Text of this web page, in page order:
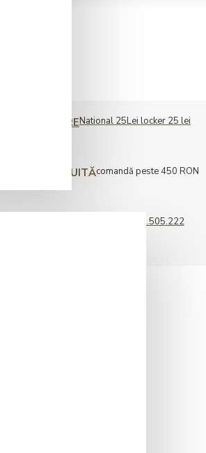
COST LIVRARENational 25Lei locker 25 lei
LIVRARE GRATUITĂcomandă peste 450 RON
0722.505.222